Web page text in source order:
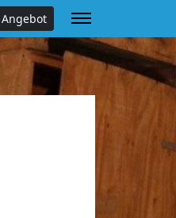
Angebot